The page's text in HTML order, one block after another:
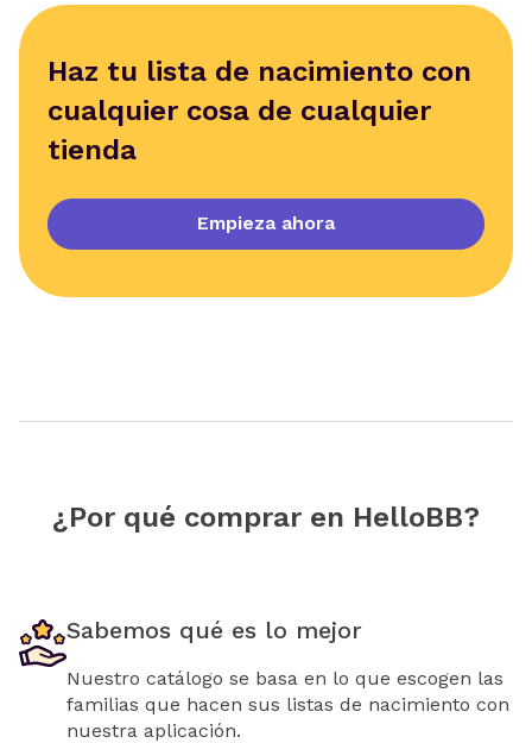
Haz tu lista de nacimiento con
cualquier cosa de cualquier
tienda
Empieza ahora
¿Por qué comprar en HelloBB?
Sabemos qué es lo mejor
Nuestro catálogo se basa en lo que escogen las
familias que hacen sus listas de nacimiento con
nuestra aplicación.